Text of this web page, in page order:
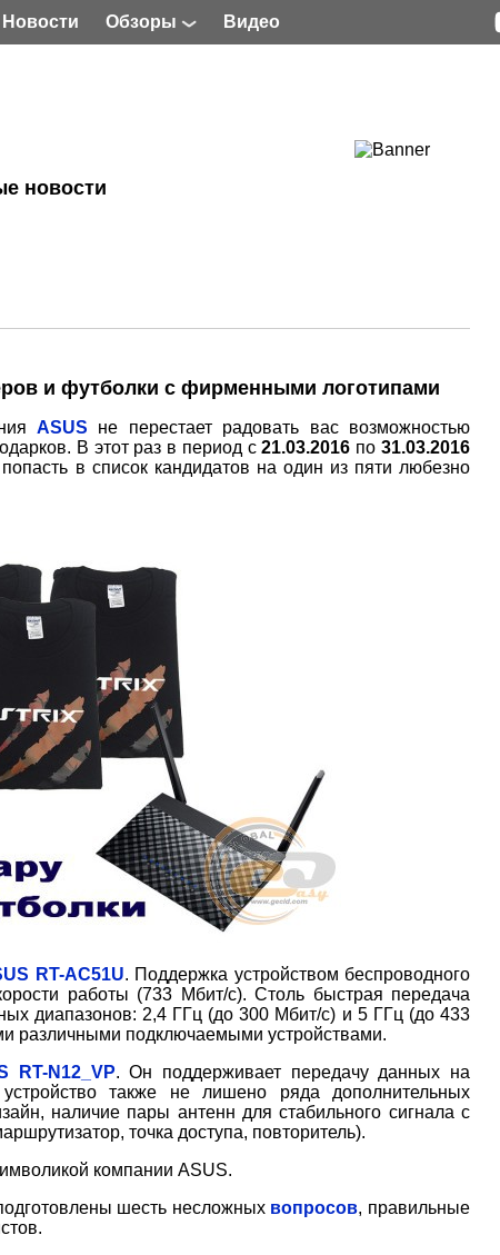
Новости Обзоры Видео
новости
и футболки с фирменными логотипами
ASUS не перестает радовать вас возможностью
В этот раз в период с21.03.2016 по31.03.2016
в список кандидатов на один из пяти любезно
RT-AC51U. Поддержка устройством беспроводного
работы (733 Мбит/с). Столь быстрая передача
диапазонов: 2,4 ГГц (до 300 Мбит/с) и 5 ГГц (до 433
различными подключаемыми устройствами.
RT-N12_VP. Он поддерживает передачу данных на
также не лишено ряда дополнительных
наличие пары антенн для стабильного сигнала с
точка доступа, повторитель).
компании ASUS.
шесть несложных вопросов, правильные